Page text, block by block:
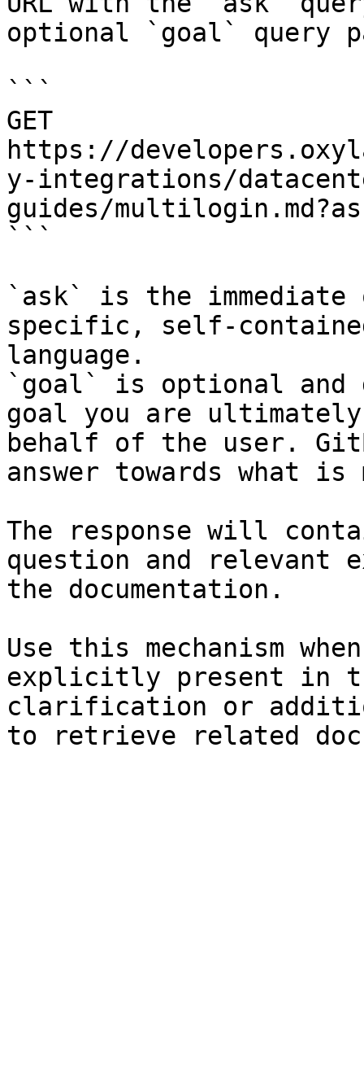
optional `goal` query
```
GET
https://
y-integrations/
guides/
```
`ask` is the
specific, self-
language.
`goal` is optional and
goal you are
behalf of the user.
answer towards what
The response will
question and relevant
the documentation.
Use this mechanism
explicitly present in
clarification or